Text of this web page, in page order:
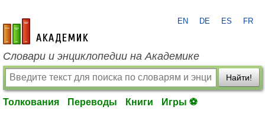
academic.ru
EN DE ES FR
Словари и энциклопедии на Академике
Найти!
Толкования Переводы Книги Игры ⚽